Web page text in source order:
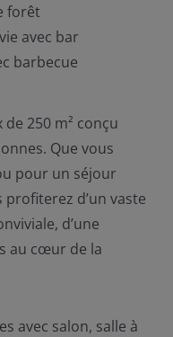
forêt
avec bar
barbecue
250 m² conçu
Que vous
pour un séjour
d’un vaste
d’une
au cœur de la
avec salon, salle à